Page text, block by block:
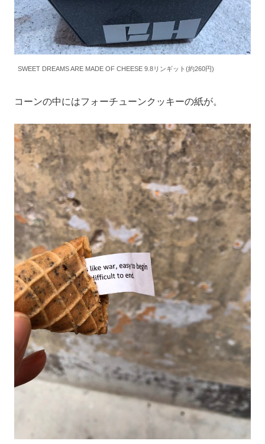
SWEET DREAMS ARE MADE OF CHEESE 9.8リンギット(約260円)
コーンの中にはフォーチューンクッキーの紙が。